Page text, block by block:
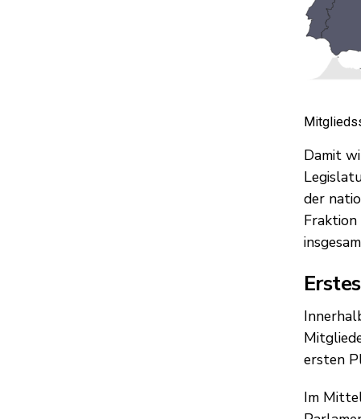
Damit
der
ersten
Im